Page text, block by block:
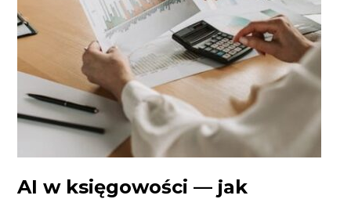
AI w księgowości — jak